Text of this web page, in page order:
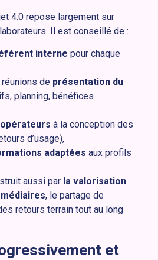
4.0 repose largement sur
Il est conseillé de :
interne pour chaque
de présentation du
planning, bénéfices
à la conception des
d’usage),
adaptées aux profils
aussi par la valorisation
, le partage de
retours terrain tout au long
et